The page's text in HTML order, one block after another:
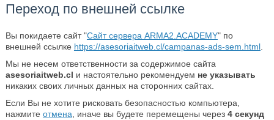
Переход по внешней ссылке
Вы покидаете сайт "Сайт сервера ARMA2.ACADEMY" по
внешней ссылке https://asesoriaitweb.cl/campanas-ads-sem.html.
Мы не несем ответственности за содержимое сайта
asesoriaitweb.cl и настоятельно рекомендуем не указывать
никаких своих личных данных на сторонних сайтах.
Если Вы не хотите рисковать безопасностью компьютера,
нажмите отмена , иначе вы будете перемещены через 4секунд